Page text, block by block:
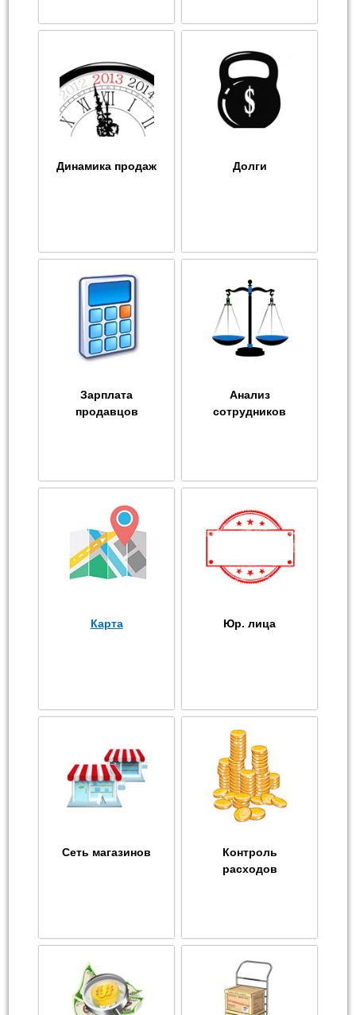
Динамика продаж Долги
Зарплата
продавцов
Анализ
сотрудников
Карта Юр. лица
Сеть магазинов
Контроль
расходов